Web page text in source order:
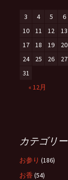
3
4 5 6
10
11 12 13
17
18 19 20
24
25 26 27
31
« 12月
カテゴリー
お参り (186)
お香 (54)